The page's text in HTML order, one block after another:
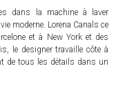
dans la machine à laver
moderne. Lorena Canals ce
et à New York et des
le designer travaille côte à
de tous les détails dans un